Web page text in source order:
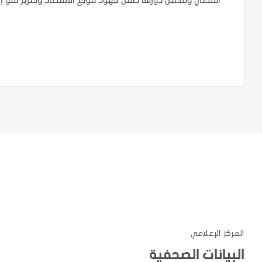
المركز الإعلامي
البيانات الصحفية